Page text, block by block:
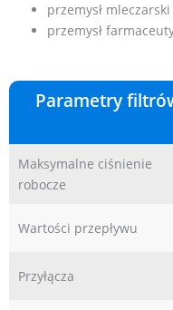
przemysł mleczarski
przemysł
Parametry
Maksymalne ciśnienie
robocze
Wartości przepływu
Przyłącza